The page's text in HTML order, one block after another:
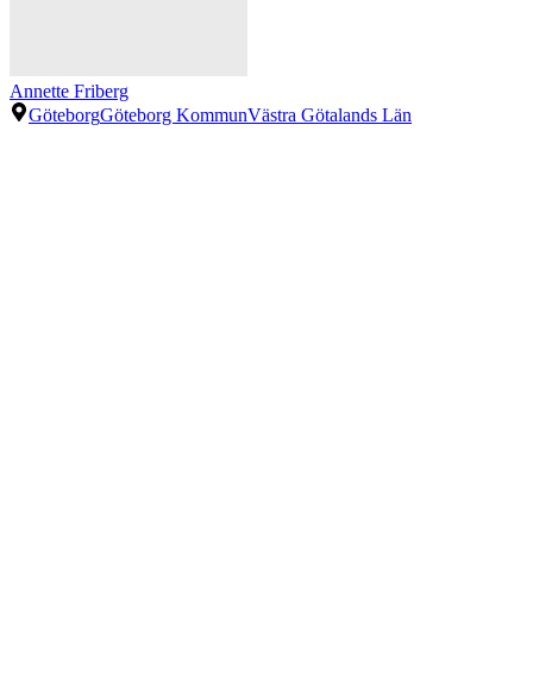
Annette Friberg
GöteborgGöteborg KommunVästra Götalands Län